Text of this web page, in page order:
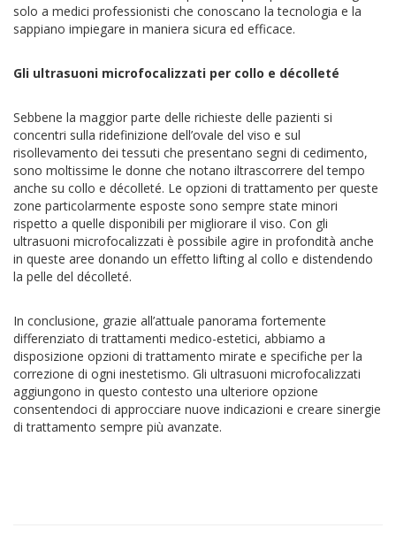
solo a medici professionisti che conoscano la tecnologia e la
sappiano impiegare in maniera sicura ed efficace.
Gli ultrasuoni microfocalizzati per collo e décolleté
Sebbene la maggior parte delle richieste delle pazienti si
concentri sulla ridefinizione dell’ovale del viso e sul
risollevamento dei tessuti che presentano segni di cedimento,
sono moltissime le donne che notano iltrascorrere del tempo
anche su collo e décolleté. Le opzioni di trattamento per queste
zone particolarmente esposte sono sempre state minori
rispetto a quelle disponibili per migliorare il viso. Con gli
ultrasuoni microfocalizzati è possibile agire in profondità anche
in queste aree donando un effetto lifting al collo e distendendo
la pelle del décolleté.
In conclusione, grazie all’attuale panorama fortemente
differenziato di trattamenti medico-estetici, abbiamo a
disposizione opzioni di trattamento mirate e specifiche per la
correzione di ogni inestetismo. Gli ultrasuoni microfocalizzati
aggiungono in questo contesto una ulteriore opzione
consentendoci di approcciare nuove indicazioni e creare sinergie
di trattamento sempre più avanzate.